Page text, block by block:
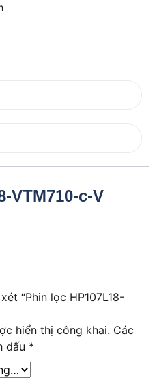
VTM710-c-V
“Phin lọc HP107L18-
hiển thị công khai. Các
dấu *